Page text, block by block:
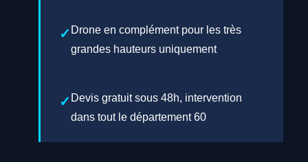
Drone en complément pour les très
grandes hauteurs uniquement
Devis gratuit sous 48h, intervention
dans tout le département 60